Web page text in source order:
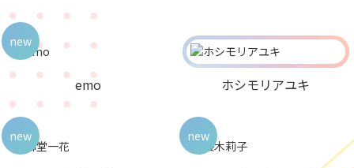
emo
new
ホシモリアユキ
new new